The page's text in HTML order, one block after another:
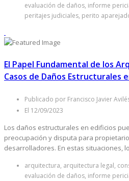
evaluación de daños, informe
peritajes judiciales, perito
El Papel Fundamental de los
Casos de Daños Estructurales
Publicado por Francisco Javier
El 12/09/2023
Los daños estructurales en edificios
preocupación y disputa para
desarrolladores. En estas situaciones,
arquitectura, arquitectura legal,
evaluación de daños, informe